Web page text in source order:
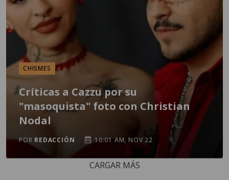
CHISMES
Críticas a Cazzu por su
"masoquista" foto con Christian
Nodal
POR REDACCIÓN 10:01 AM, NOV 22
CARGAR MÁS